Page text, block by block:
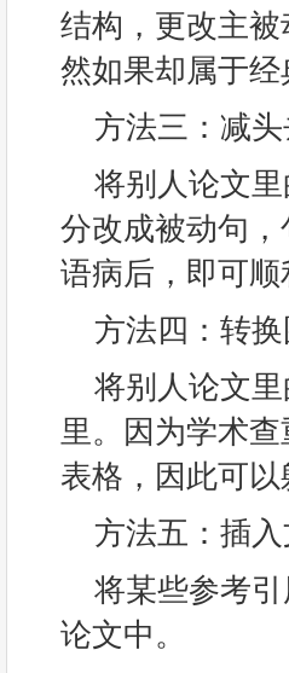
结构，更改主
然如果却属于
方法三：减
将别人论文
分改成被动句
语病后，即可顺
方法四：转
将别人论文
里。因为学术
表格，因此可以
方法五：插
将某些参考
论文中。